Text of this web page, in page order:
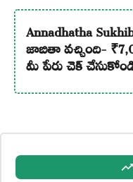
Annadhatha
జాబితా వచ్చింది-
మీ పేరు చెక్